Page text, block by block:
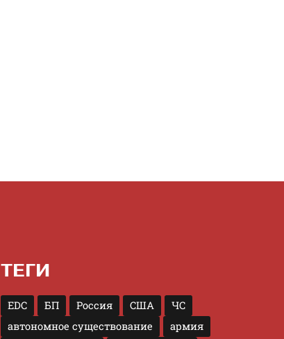
ТЕГИ
EDC БП Россия США
ЧС
автономное существование
армия